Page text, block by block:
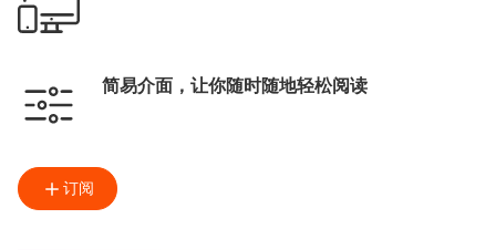
简易介面，让你随时随地轻松阅读
订阅